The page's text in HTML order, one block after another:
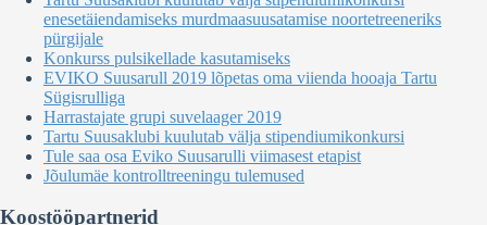
enesetäiendamiseks murdmaasuusatamise noortetreeneriks
pürgijale
Konkurss pulsikellade kasutamiseks
EVIKO Suusarull 2019 lõpetas oma viienda hooaja Tartu
Sügisrulliga
Harrastajate grupi suvelaager 2019
Tartu Suusaklubi kuulutab välja stipendiumikonkursi
Tule saa osa Eviko Suusarulli viimasest etapist
Jõulumäe kontrolltreeningu tulemused
Koostööpartnerid